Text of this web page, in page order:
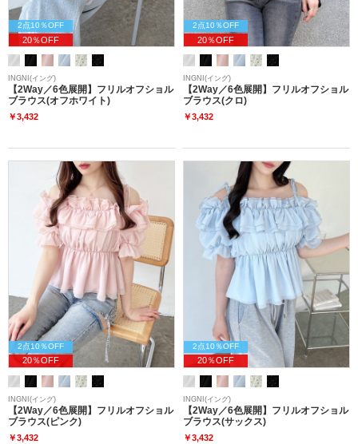
2点10％OFF
20％OFF
INGNI(イング)
【2Way／6色展開】フリルオフショル
ブラウス(オフホワイト)
￥3,432
2点10％OFF
20％OFF
INGNI(イング)
【2Way／6色展開】フリルオフショル
ブラウス(クロ)
￥3,432
2点10％OFF
20％OFF
INGNI(イング)
【2Way／6色展開】フリルオフショル
ブラウス(ピンク)
￥3,432
2点10％OFF
20％OFF
INGNI(イング)
【2Way／6色展開】フリルオフショル
ブラウス(サックス)
￥3,432